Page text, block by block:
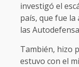
investigó el
país, que fue
las
También, hizo
estuvo con el